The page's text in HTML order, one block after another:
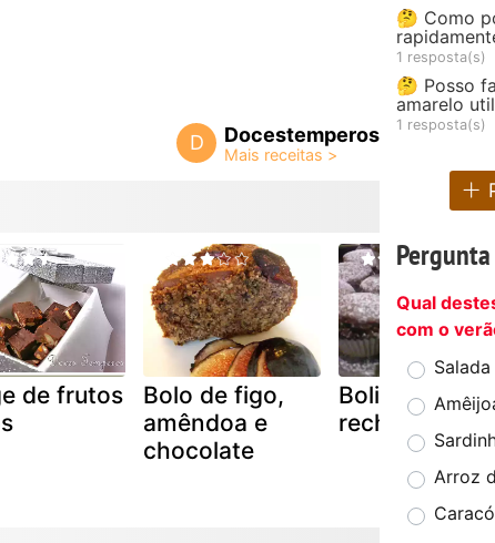
D Docestemperos
de frutos
Bolo de figo,
amêndoa e
chocolate
Bolinhos de
recheados
🤔 Como
1 resposta(s)
🤔 Posso
amarelo
1 resposta(s)
Qual
com o
Arroz